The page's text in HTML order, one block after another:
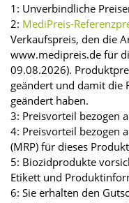
1: Unverbindliche
2: MediPreis-
Verkaufspreis, den die
www.medipreis.de für
09.08.2026).
geändert und damit die
geändert haben.
3: Preisvorteil bezogen
4: Preisvorteil bezogen
(MRP) für dieses
5: Biozidprodukte
Etikett und
6: Sie erhalten den